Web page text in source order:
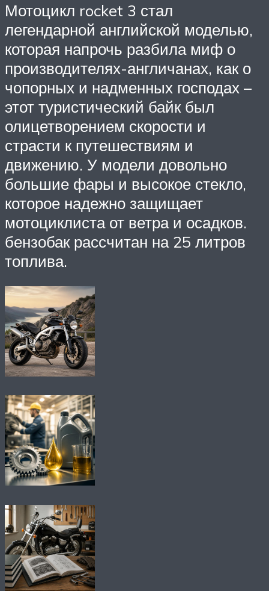
Мотоцикл rocket 3 стал
легендарной английской моделью,
которая напрочь разбила миф о
производителях-англичанах, как о
чопорных и надменных господах –
этот туристический байк был
олицетворением скорости и
страсти к путешествиям и
движению. У модели довольно
большие фары и высокое стекло,
которое надежно защищает
мотоциклиста от ветра и осадков.
бензобак рассчитан на 25 литров
топлива.